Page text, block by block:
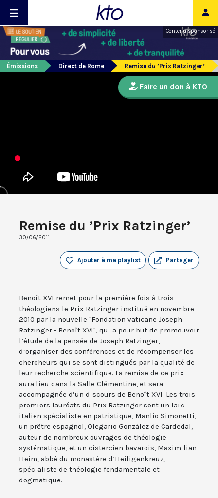
Contenu sponsorisé
Émissions Direct de Rome Remise du ’Prix Ratzinger’
Remise du ’Prix Ratzinger’
30/06/2011
Partager
Ajouter à ma playlist
Benoît XVI remet pour la première fois à trois
théologiens le Prix Ratzinger institué en novembre
2010 par la nouvelle "Fondation vaticane Joseph
Ratzinger - Benoît XVI", qui a pour but de promouvoir
l’étude de la pensée de Joseph Ratzinger,
d’organiser des conférences et de récompenser les
chercheurs qui se sont distingués par la qualité de
leur recherche scientifique. La remise de ce prix
aura lieu dans la Salle Clémentine, et sera
accompagnée d’un discours de Benoît XVI. Les trois
premiers lauréats du Prix Ratzinger sont un laïc
italien spécialiste en patristique, Manlio Simonetti,
un prêtre espagnol, Olegario González de Cardedal,
auteur de nombreux ouvrages de théologie
systématique, et un cistercien bavarois, Maximilian
Heim, abbé du monastère d’Heiligenkreuz,
spécialiste de théologie fondamentale et
dogmatique.
Faire un don à KTO